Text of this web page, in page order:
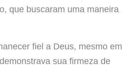
que buscaram uma maneira
fiel a Deus, mesmo em
sua firmeza de